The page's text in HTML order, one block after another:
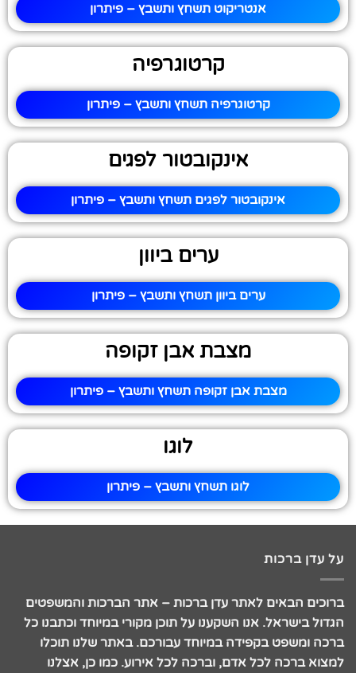
אנטריקוט תשחץ ותשבץ – פיתרון
קרטוגרפיה
קרטוגרפיה תשחץ ותשבץ – פיתרון
אינקובטור לפגים
אינקובטור לפגים תשחץ ותשבץ – פיתרון
ערים ביוון
ערים ביוון תשחץ ותשבץ – פיתרון
מצבת אבן זקופה
מצבת אבן זקופה תשחץ ותשבץ – פיתרון
לוגו
לוגו תשחץ ותשבץ – פיתרון
על עדן ברכות
ברוכים הבאים לאתר עדן ברכות – אתר הברכות והמשפטים
הגדול בישראל. אנו השקענו על תוכן מקורי במיוחד וכתבנו כל
ברכה ומשפט בקפידה במיוחד עבורכם. באתר שלנו תוכלו
למצוא ברכה לכל אדם, וברכה לכל אירוע. כמו כן, אצלנו